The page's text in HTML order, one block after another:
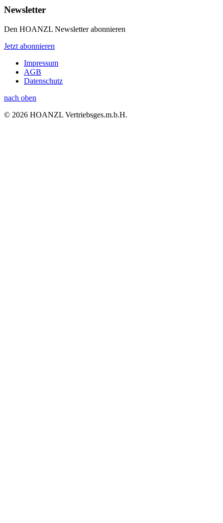
Newsletter
Den HOANZL Newsletter abonnieren
Jetzt abonnieren
Impressum
AGB
Datenschutz
nach oben
© 2026 HOANZL Vertriebsges.m.b.H.